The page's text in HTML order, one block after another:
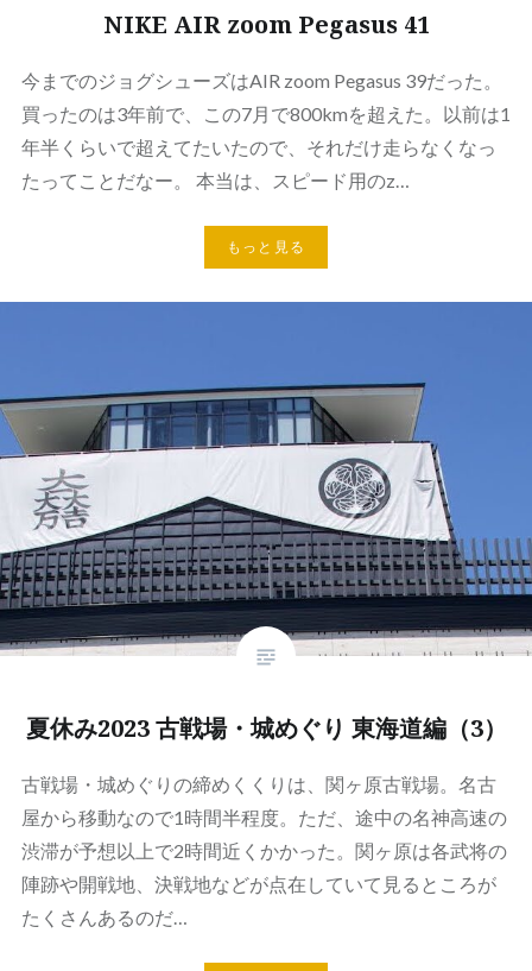
NIKE AIR zoom Pegasus 41
今までのジョグシューズはAIR zoom Pegasus 39だった。
買ったのは3年前で、この7月で800kmを超えた。以前は1
年半くらいで超えてたいたので、それだけ走らなくなっ
たってことだなー。 本当は、スピード用のz…
もっと見る
夏休み2023 古戦場・城めぐり 東海道編（3）
古戦場・城めぐりの締めくくりは、関ヶ原古戦場。名古
屋から移動なので1時間半程度。ただ、途中の名神高速の
渋滞が予想以上で2時間近くかかった。関ヶ原は各武将の
陣跡や開戦地、決戦地などが点在していて見るところが
たくさんあるのだ…